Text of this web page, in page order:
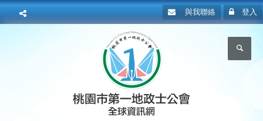
與我聯絡 登入